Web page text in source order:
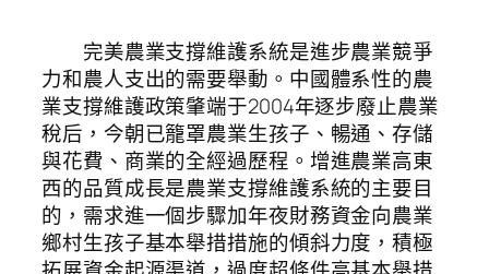
完美農業支撐維護系統是進步農業競爭
力和農人支出的需要舉動。中國體系性的農
業支撐維護政策肇端于2004年逐步廢止農業
稅后，今朝已籠罩農業生孩子、暢通、存儲
與花費、商業的全經過歷程。增進農業高東
西的品質成長是農業支撐維護系統的主要目
的，需求進一個步驟加年夜財務資金向農業
鄉村生孩子基本舉措措施的傾斜力度，積極